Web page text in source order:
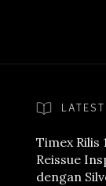
Timex Rilis
Reissue
dengan